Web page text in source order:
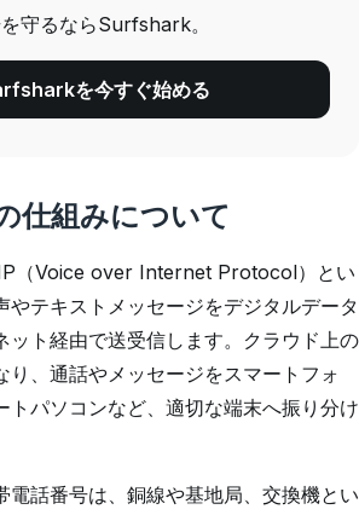
守るならSurfshark。
を今すぐ始める
仕組みについて
（Voice over Internet Protocol）とい
やテキストメッセージをデジタルデータ
ット経由で送受信します。クラウド上の
り、通話やメッセージをスマートフォ
トパソコンなど、適切な端末へ振り分け
電話番号は、銅線や基地局、交換機とい